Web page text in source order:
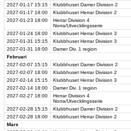
2027-01-17 15:15 Klubbhuset Damer Division 2
2027-01-17 18:00 Klubbhuset Herrar Division 2
2027-01-23 18:00
Herrar Division 4
Norra/Utvecklingsserie
2027-01-24 18:00 Klubbhuset Herrar Division 3
2027-01-31 15:15 Klubbhuset Herrar Division 3
2027-01-31 18:00 Damer Div. 1 region
Februari
2027-02-07 15:15 Klubbhuset Damer Division 2
2027-02-07 18:00 Klubbhuset Herrar Division 2
2027-02-14 15:15 Klubbhuset Herrar Division 3
2027-02-14 18:00 Damer Div. 1 region
2027-02-27 18:00
Herrar Division 4
Norra/Utvecklingsserie
2027-02-28 15:15 Klubbhuset Damer Division 2
2027-02-28 18:00 Klubbhuset Herrar Division 2
Mars